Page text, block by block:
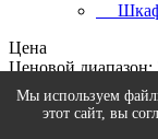
Мы используем
этот сайт, вы
Цена
Ценовой диапазон:
Производитель
МК Стиль